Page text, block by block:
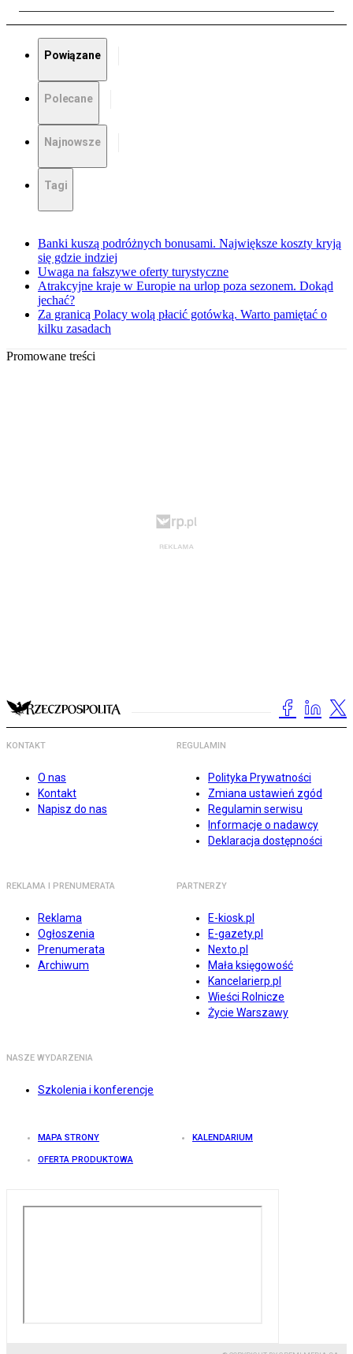
Powiązane
Polecane
Najnowsze
Tagi
Banki kuszą podróżnych bonusami. Największe koszty kryją
się gdzie indziej
Uwaga na fałszywe oferty turystyczne
Atrakcyjne kraje w Europie na urlop poza sezonem. Dokąd
jechać?
Za granicą Polacy wolą płacić gotówką. Warto pamiętać o
kilku zasadach
Promowane treści
KONTAKT
O nas
Kontakt
Napisz do nas
REGULAMIN
Polityka Prywatności
Zmiana ustawień zgód
Regulamin serwisu
Informacje o nadawcy
Deklaracja dostępności
REKLAMA I PRENUMERATA
Reklama
Ogłoszenia
Prenumerata
Archiwum
PARTNERZY
E-kiosk.pl
E-gazety.pl
Nexto.pl
Mała księgowość
Kancelarierp.pl
Wieści Rolnicze
Życie Warszawy
NASZE WYDARZENIA
Szkolenia i konferencje
MAPA STRONY KALENDARIUM
OFERTA PRODUKTOWA